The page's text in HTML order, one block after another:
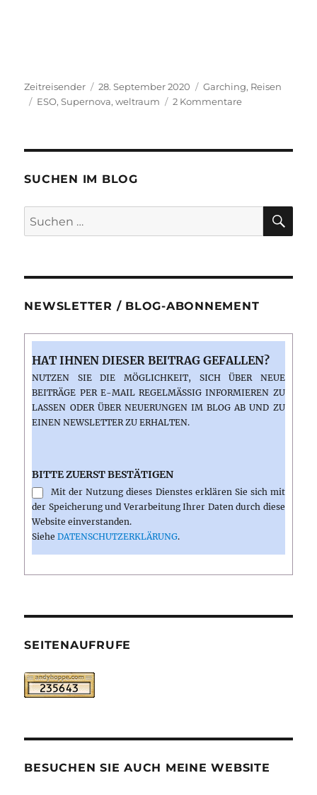
Autor
Zeitreisender
Veröffentlicht
am
28. September 2020 Kategorien
Garching, Reisen
Schlagwörter
ESO,Supernova,weltraum 2 Kommentarezu
Garching
SUCHEN IM BLOG
Suchen
nach:
NEWSLETTER / BLOG-ABONNEMENT
HAT IHNEN DIESER BEITRAG GEFALLEN?
NUTZEN SIE DIE MÖGLICHKEIT, SICH ÜBER NEUE
BEITRÄGE PER E-MAIL REGELMÄSSIG INFORMIEREN ZU L
ASSEN ODER ÜBER NEUERUNGEN IM BLOG AB UND ZU E
INEN NEWSLETTER ZU ERHALTEN.
BITTE ZUERST BESTÄTIGEN
Mit der Nutzung dieses Dienstes erklären Sie sich mit
der Speicherung und Verarbeitung Ihrer Daten durch diese
Website einverstanden.
SieheDATENSCHUTZERKLÄRUNG.
SEITENAUFRUFE
BESUCHEN SIE AUCH MEINE WEBSITE